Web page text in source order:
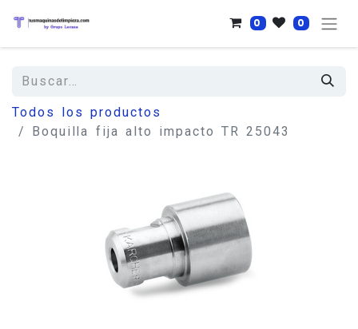
0 0
Todos los productos
Boquilla fija alto impacto TR 25043